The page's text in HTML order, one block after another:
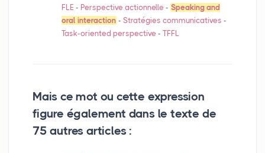
FLE - Perspective actionnelle - Speaking and
oral interaction -Stratégies communicatives -
Task-oriented perspective - TFFL
Mais ce mot ou cette expression
figure également dans le texte de
75 autres articles :